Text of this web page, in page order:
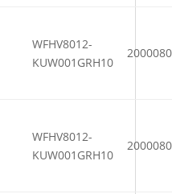
WFHV8012-
KUW001GRH10
WFHV8012-
KUW001GRH10